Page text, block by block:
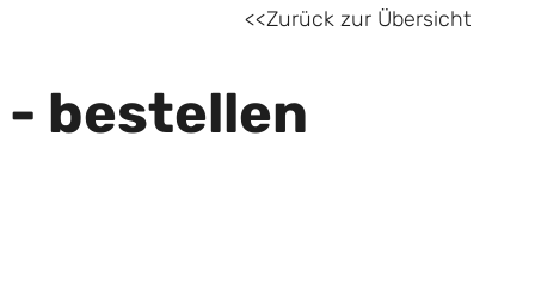
Zurück zur Übersicht
bestellen